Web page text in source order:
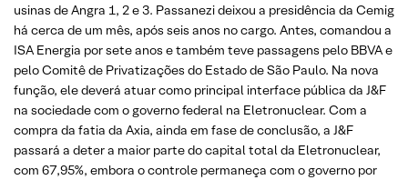
usinas de Angra 1, 2 e 3. Passanezi deixou a presidência da Cemig
há cerca de um mês, após seis anos no cargo. Antes, comandou a
ISA Energia por sete anos e também teve passagens pelo BBVA e
pelo Comitê de Privatizações do Estado de São Paulo. Na nova
função, ele deverá atuar como principal interface pública da J&F
na sociedade com o governo federal na Eletronuclear. Com a
compra da fatia da Axia, ainda em fase de conclusão, a J&F
passará a deter a maior parte do capital total da Eletronuclear,
com 67,95%, embora o controle permaneça com o governo por